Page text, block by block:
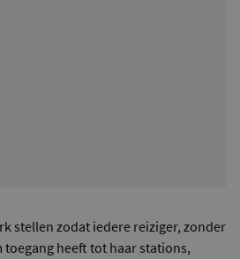
stellen zodat iedere reiziger, zonder
heeft tot haar stations,